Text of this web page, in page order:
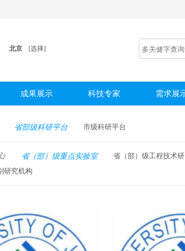
北京 [选择]
成果展示 科技专家 需求展
省部级科研平台 市级科研平台
省（部）级重点实验室 省（部）级工程技术
研究机构